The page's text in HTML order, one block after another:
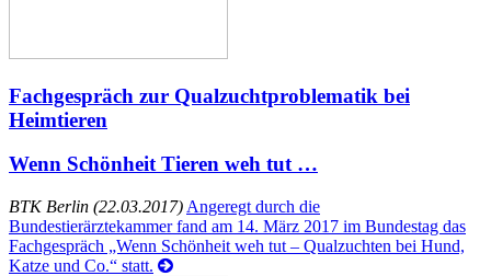
Fachgespräch zur Qualzuchtproblematik bei
Heimtieren
Wenn Schönheit Tieren weh tut …
BTK Berlin (22.03.2017) Angeregt durch die
Bundestierärztekammer fand am 14. März 2017 im Bundestag das
Fachgespräch „Wenn Schönheit weh tut – Qualzuchten bei Hund,
Katze und Co.“ statt.